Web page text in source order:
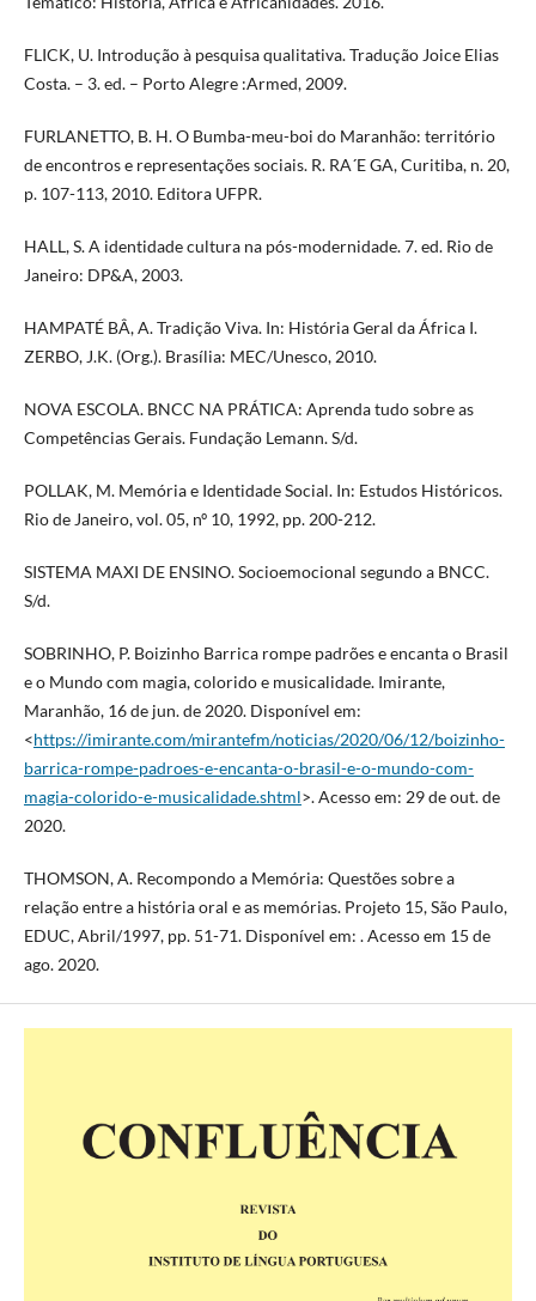
FLICK, U. Introdução à pesquisa qualitativa. Tradução Joice Elias
Costa. – 3. ed. – Porto Alegre :Armed, 2009.
FURLANETTO, B. H. O Bumba-meu-boi do Maranhão: território
de encontros e representações sociais. R. RA´E GA, Curitiba, n. 20,
p. 107-113, 2010. Editora UFPR.
HALL, S. A identidade cultura na pós-modernidade. 7. ed. Rio de
Janeiro: DP&A, 2003.
HAMPATÉ BÂ, A. Tradição Viva. In: História Geral da África I.
ZERBO, J.K. (Org.). Brasília: MEC/Unesco, 2010.
NOVA ESCOLA. BNCC NA PRÁTICA: Aprenda tudo sobre as
Competências Gerais. Fundação Lemann. S/d.
POLLAK, M. Memória e Identidade Social. In: Estudos Históricos.
Rio de Janeiro, vol. 05, nº 10, 1992, pp. 200-212.
SISTEMA MAXI DE ENSINO. Socioemocional segundo a BNCC.
S/d.
SOBRINHO, P. Boizinho Barrica rompe padrões e encanta o Brasil
e o Mundo com magia, colorido e musicalidade. Imirante,
Maranhão, 16 de jun. de 2020. Disponível em:
<https://imirante.com/mirantefm/noticias/2020/06/12/boizinho-
barrica-rompe-padroes-e-encanta-o-brasil-e-o-mundo-com-
magia-colorido-e-musicalidade.shtml>. Acesso em: 29 de out. de
2020.
THOMSON, A. Recompondo a Memória: Questões sobre a
relação entre a história oral e as memórias. Projeto 15, São Paulo,
EDUC, Abril/1997, pp. 51-71. Disponível em: . Acesso em 15 de
ago. 2020.